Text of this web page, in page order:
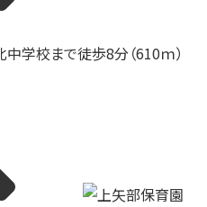
学校まで徒歩8分（610ｍ）